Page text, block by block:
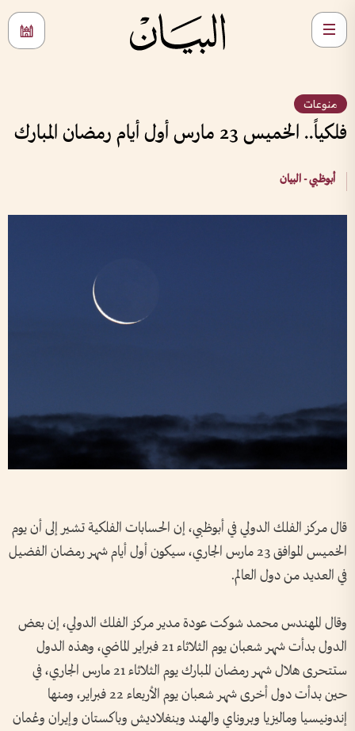
منوعات
فلكياً.. الخميس 23 مارس أول أيام رمضان المبارك
أبوظبي - البيان
قال مركز الفلك الدولي في أبوظبي، إن الحسابات الفلكية تشير إلى أن يوم
الخميس الموافق 23 مارس الجاري، سيكون أول أيام شهر رمضان الفضيل
في العديد من دول العالم.
وقال المهندس محمد شوكت عودة مدير مركز الفلك الدولي، إن بعض
الدول بدأت شهر شعبان يوم الثلاثاء 21 فبراير الماضي، وهذه الدول
ستتحرى هلال شهر رمضان المبارك يوم الثلاثاء 21 مارس الجاري، في
حين بدأت دول أخرى شهر شعبان يوم الأربعاء 22 فبراير، ومنها
إندونيسيا وماليزيا وبروناي والهند وبنغلاديش وباكستان وإيران وعُمان